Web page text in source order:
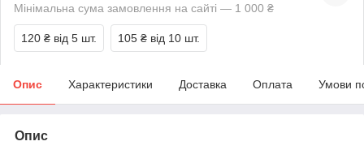
Мінімальна сума замовлення на сайті — 1 000 ₴
120 ₴ від 5 шт. 105 ₴ від 10 шт.
Опис Характеристики Доставка Оплата Умови
Опис